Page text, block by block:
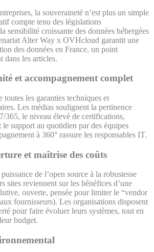
la souveraineté n’est plus un simple
compte tenu des législations
sensibilité croissante des données hébergées
Alter Way x OVHcloud garantit une
des données en France, un point
dans les articles.
et accompagnement complet
les garanties techniques et
Les médias soulignent la pertinence
365, le niveau élevé de certifications,
le support au quotidien par des équipes
à 360° rassure les responsables IT.
et maîtrise des coûts
de l’open source à la robustesse
sites reviennent sur les bénéfices d’une
ouverte, pensée pour limiter le “vendor
fournisseurs). Les organisations disposent
pour faire évoluer leurs systèmes, tout en
budget.